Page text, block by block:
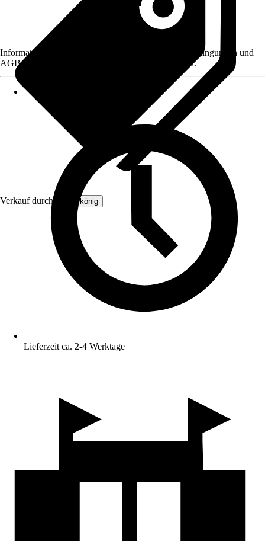
Verkauf durch: Rudelkönig
Informationen des Verkäufers, wie z. B. Rückgabebedingungen und
AGB, finden Sie bei Klick auf den Verkäufernamen.
Lieferzeit ca. 2-4 Werktage